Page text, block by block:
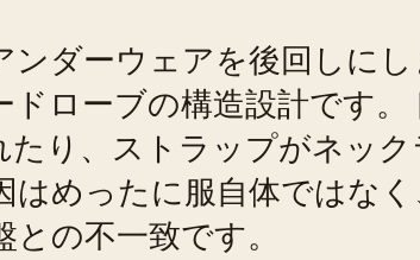
ンダーウェアを後回しに
ドローブの構造設計です。
たり、ストラップがネッ
めったに服自体ではなく
の不一致です。